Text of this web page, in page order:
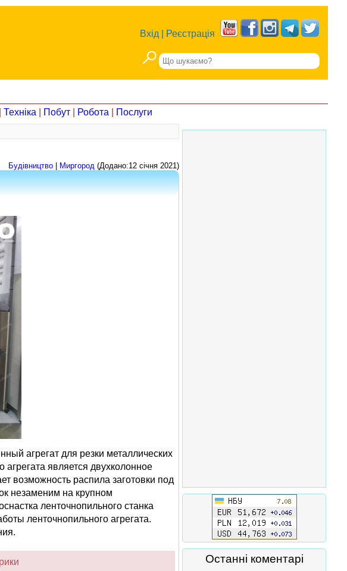
Вхід Реєстрація
Техніка Побут Робота
Послуги
Будівництво Миргород (Додано:12 січня 2021)
агрегат для резки металлических
является двухколонное
возможность распила заготовки под
незаменим на крупном
ленточнопильного станка
ленточнопильного агрегата.
Останні коментарі